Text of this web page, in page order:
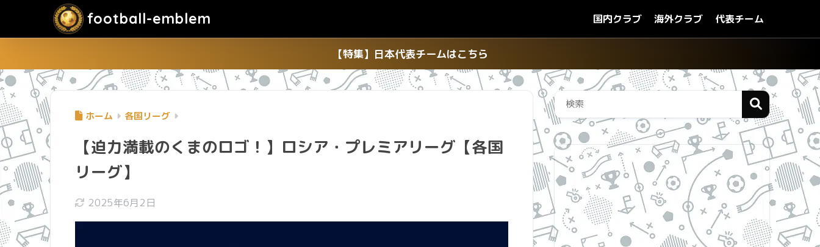
football-emblem 国内クラブ 海外クラブ 代表チーム
【特集】日本代表チームはこちら
ホーム 各国リーグ
【迫力満載のくまのロゴ！】ロシア・プレミアリーグ【各国
リーグ】
2025年6月2日